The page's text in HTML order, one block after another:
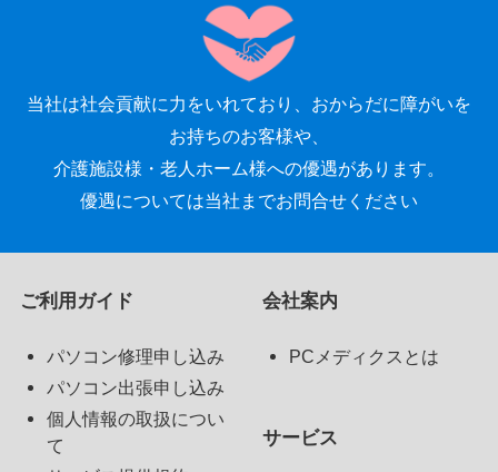
当社は社会貢献に力をいれており、おからだに障がいを
お持ちのお客様や、
介護施設様・老人ホーム様への優遇があります。
優遇については当社までお問合せください
ご利用ガイド
パソコン修理申し込み
パソコン出張申し込み
個人情報の取扱につい
て
会社案内
PCメディクスとは
サービス